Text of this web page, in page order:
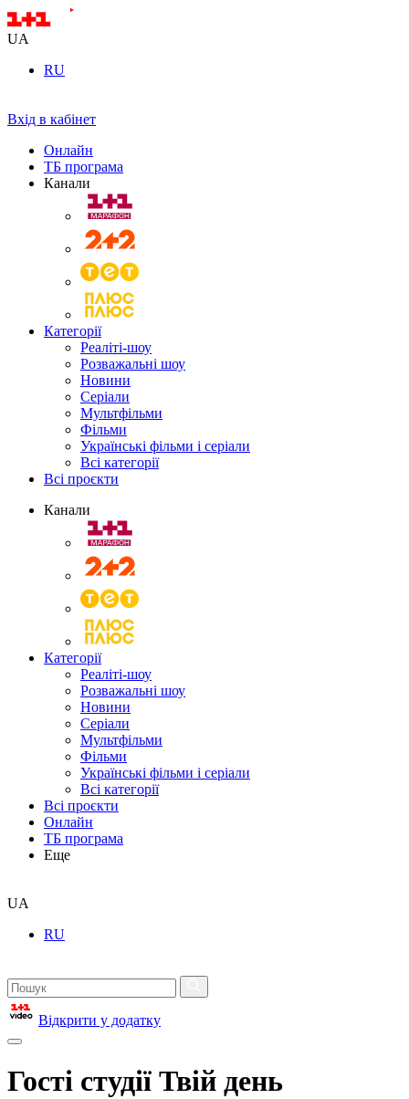
UA
RU
Вхід в кабінет
Онлайн
ТБ програма
Канали
Категорії
Реаліті-шоу
Розважальні шоу
Новини
Серіали
Мультфільми
Фільми
Українські фільми і серіали
Всі категорії
Всі проєкти
Канали
Категорії
Реаліті-шоу
Розважальні шоу
Новини
Серіали
Мультфільми
Фільми
Українські фільми і серіали
Всі категорії
Всі проєкти
Онлайн
ТБ програма
Еще
UA
RU
Відкрити у додатку
Гості студії Твій день